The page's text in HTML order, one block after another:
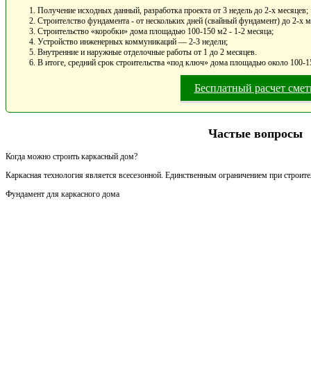
Получение исходных данный, разработка проекта от 3 недель до 2-х месяцев;
Строителство фундамента - от нескольких дней (свайный фундамент) до 2-х
Строительство «коробки» дома площадью 100-150 м2 - 1-2 месяца;
Устройство инженерных коммуникаций — 2-3 недели;
Внутренние и наружные отделочные работы от 1 до 2 месяцев.
В итоге, средний срок строительства «под ключ» дома площадью около 100-
Бесплатный расчет
Частые вопросы
Когда можно строить каркасный дом?
Каркасная технология является всесезонной. Единственным ограничением при
Фундамент для каркасного дома